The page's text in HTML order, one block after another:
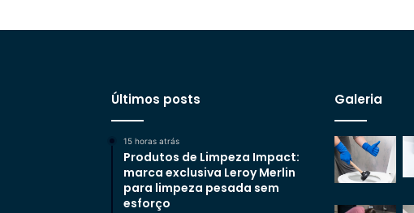
Últimos posts
15 horas atrás
Produtos de Limpeza Impact:
marca exclusiva Leroy Merlin
para limpeza pesada sem
esforço
Galeria